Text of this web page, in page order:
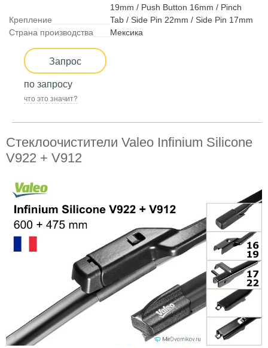
Крепление
19mm / Push Button 16mm / Pinch
Tab / Side Pin 22mm / Side Pin 17mm
Страна производства
Мексика
Запрос
по запросу
что это значит?
Стеклоочистители Valeo Infinium Silicone
V922 + V912